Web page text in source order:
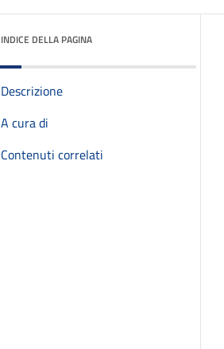
INDICE DELLA PAGINA
Descrizione
A cura di
Contenuti correlati